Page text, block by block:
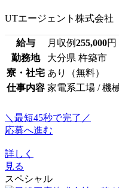
UTエージェント株式会社
給与 月収例255,000円
勤務地
大分県 杵築市
寮・社宅 あり（無料）
仕事内容 家電系工場 / 機
＼最短45秒で完了／
応募へ進む
詳しく
見る
スペシャル